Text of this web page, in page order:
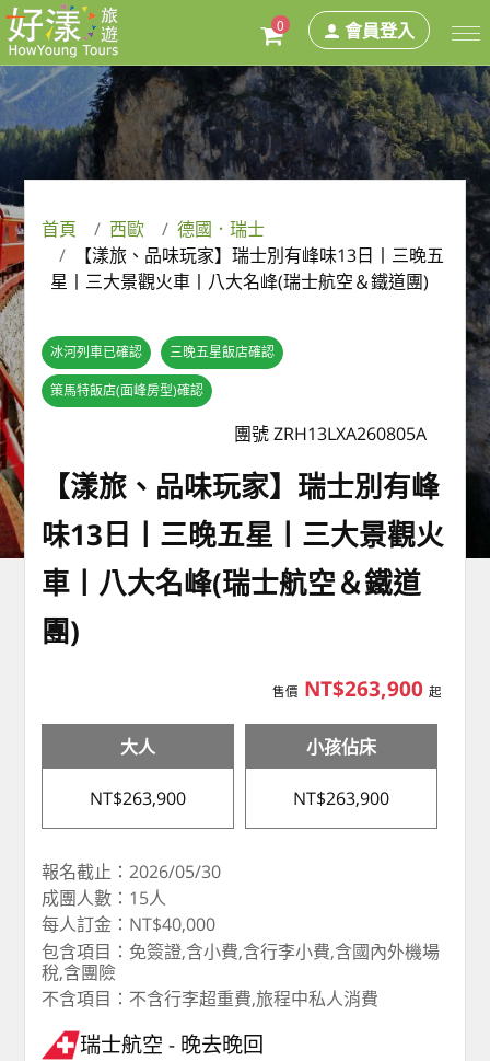
0 會員登入
首頁 西歐
德國．瑞士
【漾旅、品味玩家】瑞士別有峰味13日丨三晚五
星丨三大景觀火車丨八大名峰(瑞士航空＆鐵道團)
冰河列車已確認 三晚五星飯店確認
策馬特飯店(面峰房型)確認
團號 ZRH13LXA260805A
【漾旅、品味玩家】瑞士別有峰
味13日丨三晚五星丨三大景觀火
車丨八大名峰(瑞士航空＆鐵道
團)
售價 NT$263,900 起
大人
NT$263,900
小孩佔床
NT$263,900
報名截止：2026/05/30
成團人數：15人
每人訂金：NT$40,000
包含項目：免簽證,含小費,含行李小費,含國內外機場
稅,含團險
不含項目：不含行李超重費,旅程中私人消費
瑞士航空
晚去晚回